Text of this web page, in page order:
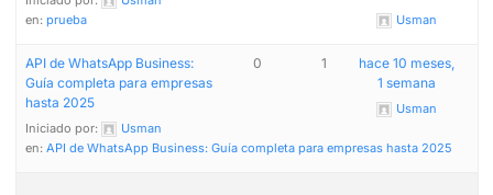
en: prueba Usman
API de WhatsApp Business:
Guía completa para empresas
hasta 2025
Iniciado por:
Usman
en: API de WhatsApp Business: Guía completa para empresas hasta 2025
0 1
hace 10 meses,
1 semana
Usman
Chinese (Taiwan)
Chinese (China)
Chinese (Hong Kong)